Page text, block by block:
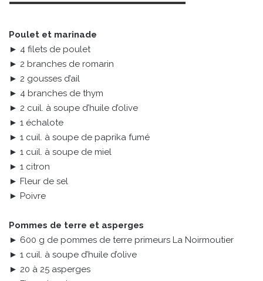
Poulet et marinade
► 4 filets de poulet
► 2 branches de romarin
► 2 gousses d’ail
► 4 branches de thym
► 2 cuil. à soupe d’huile d’olive
► 1 échalote
► 1 cuil. à soupe de paprika fumé
► 1 cuil. à soupe de miel
► 1 citron
► Fleur de sel
► Poivre
Pommes de terre et asperges
► 600 g de pommes de terre primeurs La Noirmoutier
► 1 cuil. à soupe d’huile d’olive
► 20 à 25 asperges